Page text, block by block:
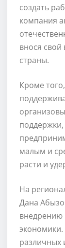
создать
компания
внося
страны.
Кроме
малым и
расти и
На
Дана
внедрению
экономики.
различных